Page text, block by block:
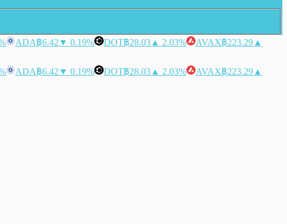
ADA฿6.42 ▼ 0.19% DOT฿28.03 ▲ 2.03% AVAX฿223.29 ▲
ADA฿6.42 ▼ 0.19% DOT฿28.03 ▲ 2.03% AVAX฿223.29 ▲